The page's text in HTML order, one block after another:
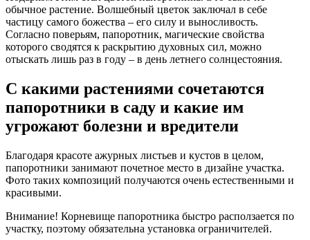
обычное растение. Волшебный цветок заключал в себе
частицу самого божества – его силу и выносливость.
Согласно поверьям, папоротник, магические свойства
которого сводятся к раскрытию духовных сил, можно
отыскать лишь раз в году – в день летнего солнцестояния.
С какими растениями сочетаются
папоротники в саду и какие им
угрожают болезни и вредители
Благодаря красоте ажурных листьев и кустов в целом,
папоротники занимают почетное место в дизайне участка.
Фото таких композиций получаются очень естественными и
красивыми.
Внимание! Корневище папоротника быстро расползается по
участку, поэтому обязательна установка ограничителей.